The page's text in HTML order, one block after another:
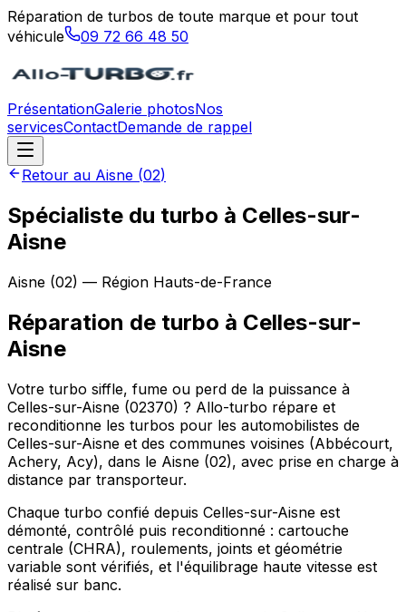
Réparation de turbos de toute marque et pour tout
véhicule
09 72 66 48 50
PrésentationGalerie photosNos
servicesContactDemande de rappel
Retour au Aisne (02)
Spécialiste du turbo à Celles-sur-
Aisne
Aisne (02) — Région Hauts-de-France
Réparation de turbo à Celles-sur-
Aisne
Votre turbo siffle, fume ou perd de la puissance à
Celles-sur-Aisne (02370) ? Allo-turbo répare et
reconditionne les turbos pour les automobilistes de
Celles-sur-Aisne et des communes voisines (Abbécourt,
Achery, Acy), dans le Aisne (02), avec prise en charge à
distance par transporteur.
Chaque turbo confié depuis Celles-sur-Aisne est
démonté, contrôlé puis reconditionné : cartouche
centrale (CHRA), roulements, joints et géométrie
variable sont vérifiés, et l'équilibrage haute vitesse est
réalisé sur banc.